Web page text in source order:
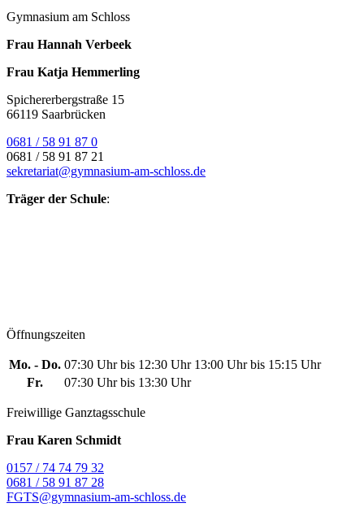
Gymnasium am Schloss
Frau Hannah Verbeek
Frau Katja Hemmerling
Spichererbergstraße 15
66119 Saarbrücken
0681 / 58 91 87 0
0681 / 58 91 87 21
sekretariat@gymnasium-am-schloss.de
Träger der Schule:
Öffnungszeiten
Mo. - Do. 07:30 Uhr bis 12:30 Uhr 13:00 Uhr bis 15:15 Uhr
Fr.
07:30 Uhr bis 13:30 Uhr
Freiwillige Ganztagsschule
Frau Karen Schmidt
0157 / 74 74 79 32
0681 / 58 91 87 28
FGTS@gymnasium-am-schloss.de